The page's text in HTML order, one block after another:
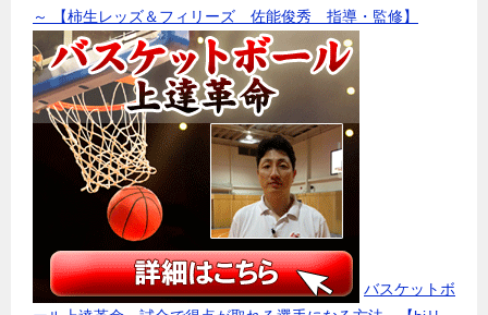
～ 【柿生レッズ＆フィリーズ 佐能俊秀 指導・監修】
バスケットボ